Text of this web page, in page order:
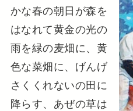
かな春の朝日が森を
はなれて黄金の光の
雨を緑の麦畑に、黄
色な菜畑に、げんげ
さくくれないの田に
降らす、あぜの草は